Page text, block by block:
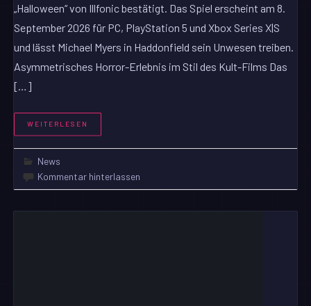
„Halloween“ von Illfonic bestätigt. Das Spiel erscheint am 8.
September 2026 für PC, PlayStation 5 und Xbox Series X|S
und lässt Michael Myers in Haddonfield sein Unwesen treiben.
Asymmetrisches Horror-Erlebnis im Stil des Kult-Films Das
[…]
WEITERLESEN
News
Kommentar hinterlassen